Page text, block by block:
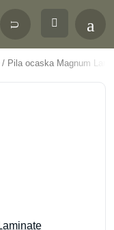
/ Pila ocaska Magnum